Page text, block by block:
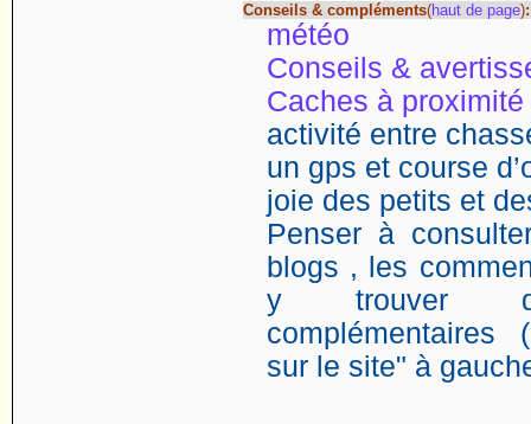
Conseils & compléments(haut de page):
météo
Conseils &
Caches à proximité
activité entre
un gps et course
joie des petits et
Penser à
blogs , les
y trouver
complémentaires
sur le site" à